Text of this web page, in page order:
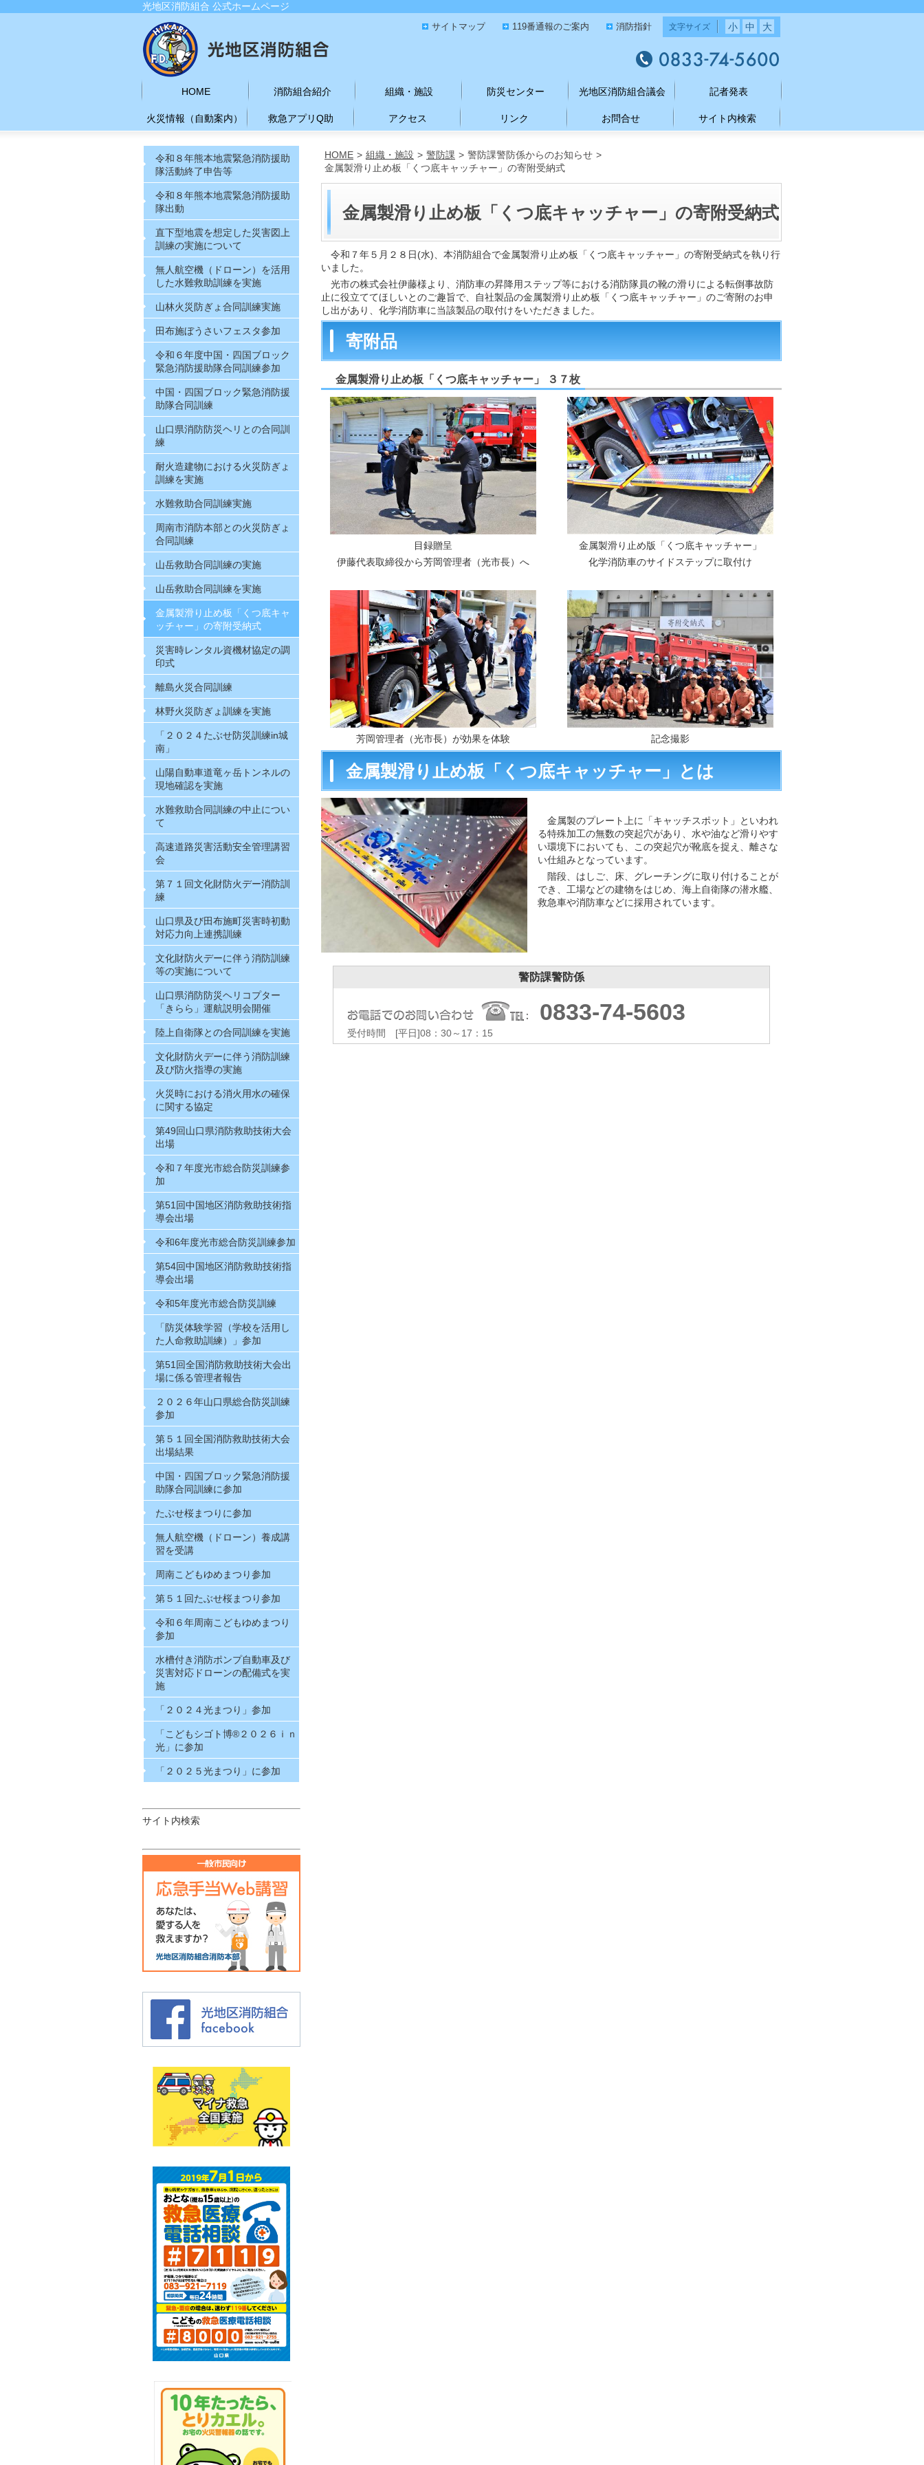
光地区消防組合 公式ホームページ
文字サイズ 小 中 大
消防指針
119番通報のご案内
サイトマップ
HOME 消防組合紹介 組織・施設 防災センター 光地区消防組合議会 記者発表
火災情報（自動案内） 救急アプリQ助 アクセス リンク お問合せ サイト内検索
令和８年熊本地震緊急消防援助
隊活動終了申告等
令和８年熊本地震緊急消防援助
隊出動
直下型地震を想定した災害図上
訓練の実施について
無人航空機（ドローン）を活用
した水難救助訓練を実施
山林火災防ぎょ合同訓練実施
田布施ぼうさいフェスタ参加
令和６年度中国・四国ブロック
緊急消防援助隊合同訓練参加
中国・四国ブロック緊急消防援
助隊合同訓練
山口県消防防災ヘリとの合同訓
練
耐火造建物における火災防ぎょ
訓練を実施
水難救助合同訓練実施
周南市消防本部との火災防ぎょ
合同訓練
山岳救助合同訓練の実施
山岳救助合同訓練を実施
金属製滑り止め板「くつ底キャ
ッチャー」の寄附受納式
災害時レンタル資機材協定の調
印式
離島火災合同訓練
林野火災防ぎょ訓練を実施
「２０２４たぶせ防災訓練in城
南」
山陽自動車道竜ヶ岳トンネルの
現地確認を実施
水難救助合同訓練の中止につい
て
高速道路災害活動安全管理講習
会
第７１回文化財防火デー消防訓
練
山口県及び田布施町災害時初動
対応力向上連携訓練
文化財防火デーに伴う消防訓練
等の実施について
山口県消防防災ヘリコプター
「きらら」運航説明会開催
陸上自衛隊との合同訓練を実施
文化財防火デーに伴う消防訓練
及び防火指導の実施
火災時における消火用水の確保
に関する協定
第49回山口県消防救助技術大会
出場
令和７年度光市総合防災訓練参
加
第51回中国地区消防救助技術指
導会出場
令和6年度光市総合防災訓練参加
第54回中国地区消防救助技術指
導会出場
令和5年度光市総合防災訓練
「防災体験学習（学校を活用し
た人命救助訓練）」参加
第51回全国消防救助技術大会出
場に係る管理者報告
２０２６年山口県総合防災訓練
参加
第５１回全国消防救助技術大会
出場結果
中国・四国ブロック緊急消防援
助隊合同訓練に参加
たぶせ桜まつりに参加
無人航空機（ドローン）養成講
習を受講
周南こどもゆめまつり参加
第５１回たぶせ桜まつり参加
令和６年周南こどもゆめまつり
参加
水槽付き消防ポンプ自動車及び
災害対応ドローンの配備式を実
施
「２０２４光まつり」参加
「こどもシゴト博®２０２６ｉｎ
光」に参加
「２０２５光まつり」に参加
サイト内検索
HOME > 組織・施設 > 警防課 > 警防課警防係からのお知らせ >
金属製滑り止め板「くつ底キャッチャー」の寄附受納式
金属製滑り止め板「くつ底キャッチャー」の寄附受納式
令和７年５月２８日(水)、本消防組合で金属製滑り止め板「くつ底キャッチャー」の寄附受納式を執り行
いました。
光市の株式会社伊藤様より、消防車の昇降用ステップ等における消防隊員の靴の滑りによる転倒事故防
止に役立ててほしいとのご趣旨で、自社製品の金属製滑り止め板「くつ底キャッチャー」のご寄附のお申
し出があり、化学消防車に当該製品の取付けをいただきました。
寄附品
金属製滑り止め板「くつ底キャッチャー」 ３７枚
目録贈呈
伊藤代表取締役から芳岡管理者（光市長）へ
金属製滑り止め版「くつ底キャッチャー」
化学消防車のサイドステップに取付け
芳岡管理者（光市長）が効果を体験 記念撮影
金属製滑り止め板「くつ底キャッチャー」とは
金属製のプレート上に「キャッチスポット」といわれ
る特殊加工の無数の突起穴があり、 水や油など滑りやす
い環境下においても、この突起穴が靴底を捉え、離さな
い仕組みとなっています。
階段、はしご、床、グレーチングに取り付けることが
でき、工場などの建物をはじめ、海上自衛隊の潜水艦、
救急車や消防車などに採用されています。
警防課警防係
0833-74-5603
受付時間 [平日]08：30～17：15